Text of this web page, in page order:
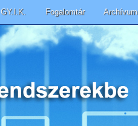
GY.I.K. Fogalomtár Archívum